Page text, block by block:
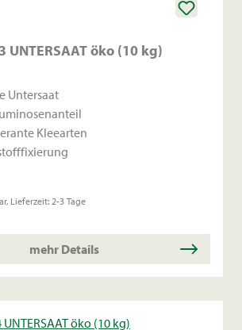
UNTERSAAT öko (10 kg)
Untersaat
Kleearten
Lieferzeit: 2-3 Tage
mehr Details